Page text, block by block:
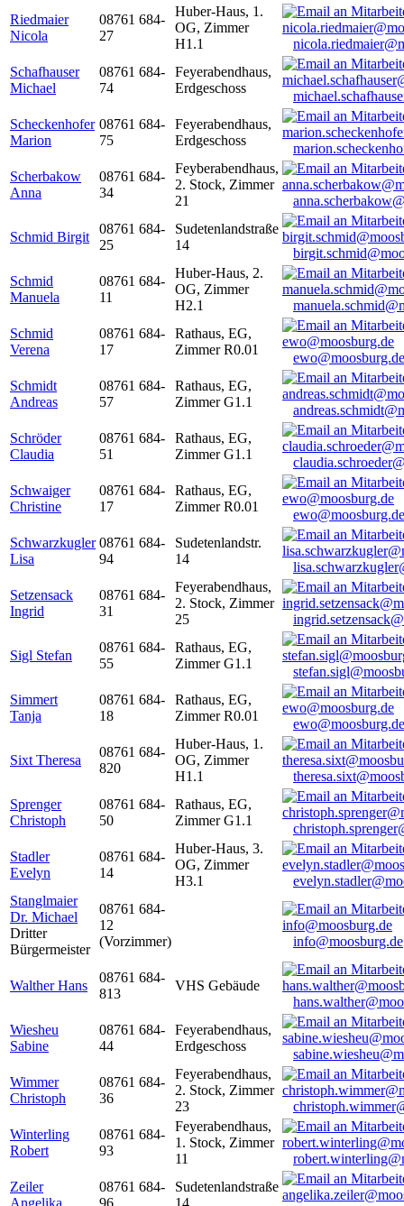
Riedmaier
Nicola
08761 684-
27
Huber-Haus, 1.
OG, Zimmer
H1.1
Schafhauser
Michael
08761 684-
74
Feyerabendhaus,
Erdgeschoss
Scheckenhofer
Marion
08761 684-
75
Feyerabendhaus,
Erdgeschoss
Scherbakow
Anna
08761 684-
34
Feyberabendhaus,
2. Stock, Zimmer
21
Schmid Birgit
08761 684-
25
Sudetenlandstraße
14
Schmid
Manuela
08761 684-
11
Huber-Haus, 2.
OG, Zimmer
H2.1
Schmid
Verena
08761 684-
17
Rathaus, EG,
Zimmer R0.01
ewo@moosburg.de
Schmidt
Andreas
08761 684-
57
Rathaus, EG,
Zimmer G1.1
Schröder
Claudia
08761 684-
51
Rathaus, EG,
Zimmer G1.1
Schwaiger
Christine
08761 684-
17
Rathaus, EG,
Zimmer R0.01
ewo@moosburg.de
Schwarzkugler
Lisa
08761 684-
94
Sudetenlandstr.
14
Setzensack
Ingrid
08761 684-
31
Feyerabendhaus,
2. Stock, Zimmer
25
Sigl Stefan
08761 684-
55
Rathaus, EG,
Zimmer G1.1
Simmert
Tanja
08761 684-
18
Rathaus, EG,
Zimmer R0.01
ewo@moosburg.de
Sixt Theresa
08761 684-
820
Huber-Haus, 1.
OG, Zimmer
H1.1
Sprenger
Christoph
08761 684-
50
Rathaus, EG,
Zimmer G1.1
Stadler
Evelyn
08761 684-
14
Huber-Haus, 3.
OG, Zimmer
H3.1
Stanglmaier
Dr. Michael
Dritter
Bürgermeister
08761 684-
12
(Vorzimmer)
info@moosburg.de
Walther Hans
08761 684-
813
VHS Gebäude
Wiesheu
Sabine
08761 684-
44
Feyerabendhaus,
Erdgeschoss
Wimmer
Christoph
08761 684-
36
Feyerabendhaus,
2. Stock, Zimmer
23
Winterling
Robert
08761 684-
93
Feyerabendhaus,
1. Stock, Zimmer
11
Zeiler
Angelika
08761 684-
96
Sudetenlandstraße
14